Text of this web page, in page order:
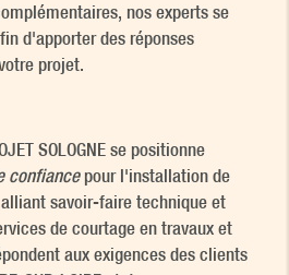
nos experts se
d'apporter des réponses
projet.
SOLOGNE se positionne
confiancepour l'installation de
savoir-faire technique et
de courtage en travaux et
aux exigences des clients